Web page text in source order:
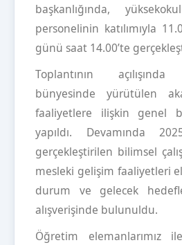
başkanlığında,
personelinin katılımıyla
günü saat 14.00’te
Toplantının açılışında
bünyesinde yürütülen
faaliyetlere ilişkin genel
yapıldı. Devamında
gerçekleştirilen bilimsel
mesleki gelişim faaliyetleri
durum ve gelecek
alışverişinde bulunuldu.
Öğretim elemanlarımız